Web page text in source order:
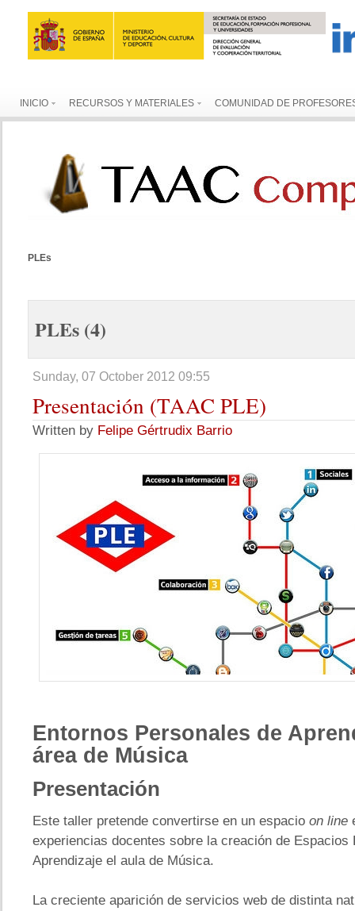
INICIO RECURSOS Y MATERIALES COMUNIDAD DE
PLEs
PLEs (4)
Sunday, 07 October 2012 09:55
Presentación (TAAC PLE)
Written by Felipe Gértrudix Barrio
Entornos Personales de
área de Música
Presentación
Este taller pretende convertirse en un espacio on line
experiencias docentes sobre la creación de Espacios
Aprendizaje el aula de Música.
La creciente aparición de servicios web de distinta